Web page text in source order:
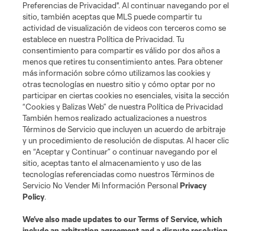
MLSSOCCER.COM
Terminos de servicio
Politica de privacidad
Do Not Sell or Share My Personal Information
Cookies Settings
©2026 MLS. The Major League Soccer and MLS name and shield are
registered trademarks of Major League Soccer, L.L.C. (“MLS”). The names
and logos of MLS teams are registered and/or common law trademarks of
MLS or are used with the permission of their owners. Any unauthorized use
is forbidden.
Preferencias de Privacidad". Al continuar navegando por el
sitio, también aceptas que MLS puede compartir tu
actividad de visualización de videos con terceros como se
establece en nuestra Política de Privacidad. Tu
consentimiento para compartir es válido por dos años a
menos que retires tu consentimiento antes. Para obtener
más información sobre cómo utilizamos las cookies y
otras tecnologías en nuestro sitio y cómo optar por no
participar en ciertas cookies no esenciales, visita la sección
“Cookies y Balizas Web” de nuestra Política de Privacidad
También hemos realizado actualizaciones a nuestros
Términos de Servicio que incluyen un acuerdo de arbitraje
y un procedimiento de resolución de disputas. Al hacer clic
en “Aceptar y Continuar” o continuar navegando por el
sitio, aceptas tanto el almacenamiento y uso de las
tecnologías referenciadas como nuestros Términos de
Servicio No Vender Mi Información PersonalPrivacy
Policy.
We’ve also made updates to ourTerms of Service, which